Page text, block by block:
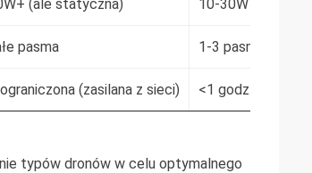
(ale statyczna) 10-30W
pasma 1-3 pasma
(zasilana z sieci) <1 godz.
typów dronów w celu optymalnego